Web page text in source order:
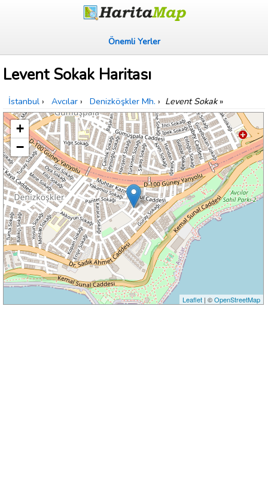
Önemli Yerler
Levent Sokak Haritası
İstanbul › Avcılar › Denizköşkler Mh. › Levent Sokak»
+
−
Leaflet| ©OpenStreetMap